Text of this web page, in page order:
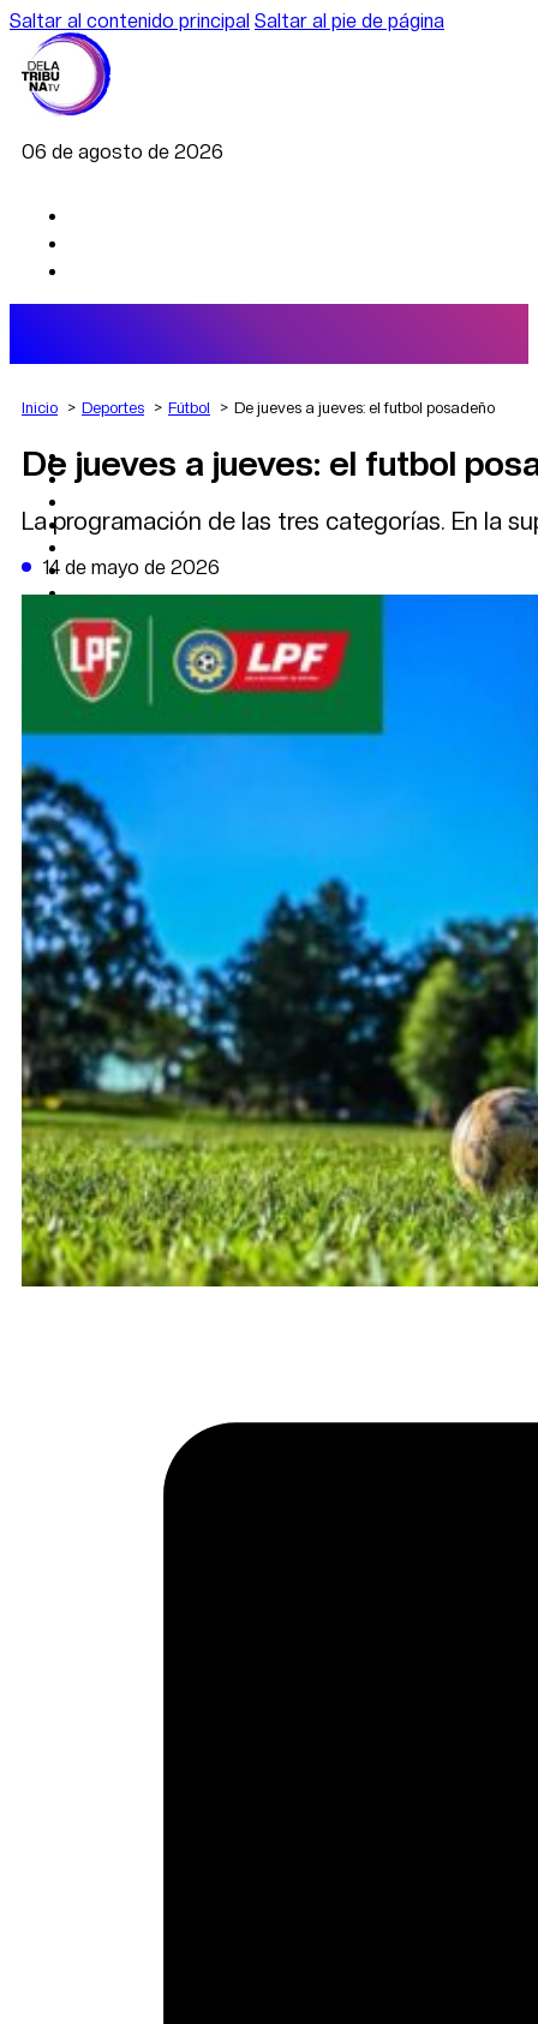
Saltar al contenido principal Saltar al pie de página
06 de agosto de 2026
AGRO
DEPORTES
POLÍTICA
DATA FIRME
DE LA TRIBUNA TV
Inicio Deportes Fútbol De jueves a jueves: el futbol posadeño
De jueves a jueves: el futbol
La programación de las tres categorías. En la
14 de mayo de 2026